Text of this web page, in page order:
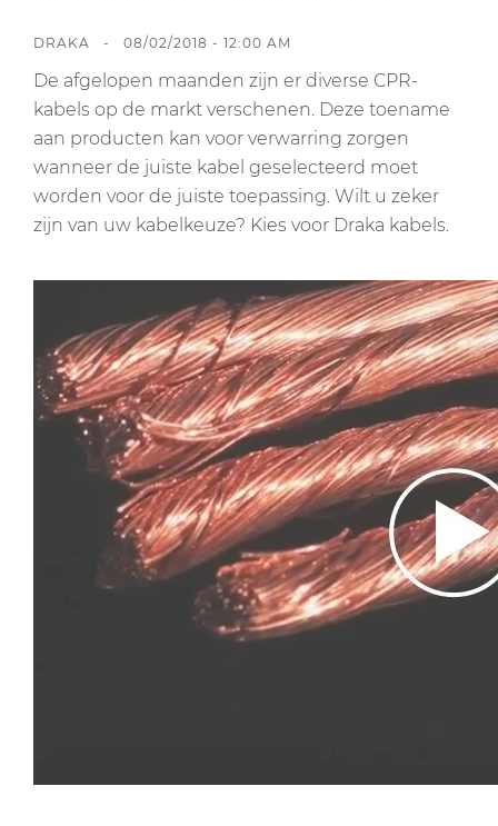
CableApp
Haspel retouren
DOWNLOADS
CONTACT
MEDIA
DRAKA - 08/02/2018 - 12:00 AM
De afgelopen maanden zijn er diverse CPR-
kabels op de markt verschenen. Deze toename
aan producten kan voor verwarring zorgen
wanneer de juiste kabel geselecteerd moet
worden voor de juiste toepassing. Wilt u zeker
zijn van uw kabelkeuze? Kies voor Draka kabels.